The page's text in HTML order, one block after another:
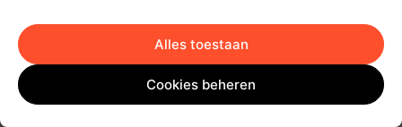
Alles toestaan
Cookies beheren
Ga Naar